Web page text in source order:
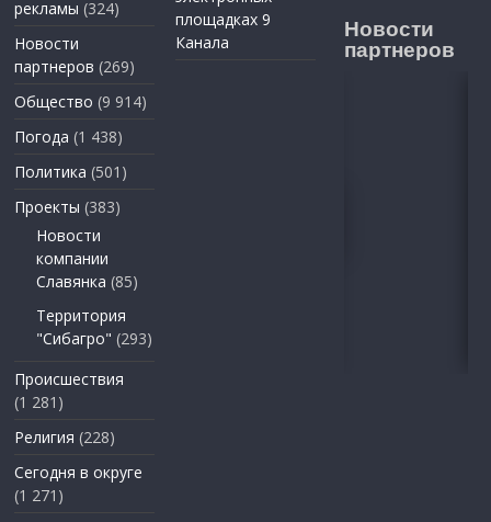
рекламы (324)
Новости
партнеров (269)
Общество (9 914)
Погода (1 438)
Политика (501)
Проекты (383)
Новости
компании
Славянка (85)
Территория
"Сибагро" (293)
Происшествия
(1 281)
Религия (228)
Сегодня в округе
(1 271)
площадках 9
Канала
Новости
партнеров